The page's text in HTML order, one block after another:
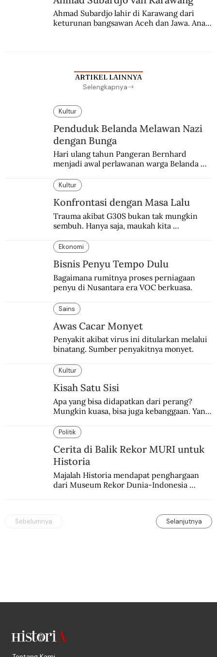
Ahmad Subardjo lahir di Karawang dari
keturunan bangsawan Aceh dan Jawa. Anak
ARTIKEL LAINNYA
Selengkapnya
Kultur
Penduduk Belanda Melawan Nazi
dengan Bunga
Hari ulang tahun Pangeran Bernhard
menjadi awal perlawanan warga Belanda
anyelir favorit sang pangeran menjadi
simbol perlawanan.
Kultur
Konfrontasi dengan Masa Lalu
Trauma akibat G30S bukan tak mungkin
sembuh. Hanya saja, maukah kita
Ekonomi
Bisnis Penyu Tempo Dulu
Bagaimana rumitnya proses perniagaan
penyu di Nusantara era VOC berkuasa.
Sains
Awas Cacar Monyet
Penyakit akibat virus ini ditularkan melalui
binatang. Sumber penyakitnya monyet.
Kultur
Kisah Satu Sisi
Apa yang bisa didapatkan dari perang?
Mungkin kuasa, bisa juga kebanggaan. Yang
Politik
Cerita di Balik Rekor MURI untuk
Historia
Majalah Historia mendapat penghargaan
dari Museum Rekor Dunia-Indonesia
Sebelumnya Selanjutnya